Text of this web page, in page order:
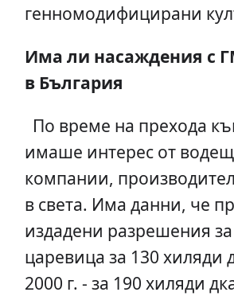
генномодифицирани
Има ли насаждения с
в България
По време на прехода
имаше интерес от
компании,
в света. Има данни, че
издадени разрешения
царевица за 130 хиляди
2000 г. - за 190 хиляди